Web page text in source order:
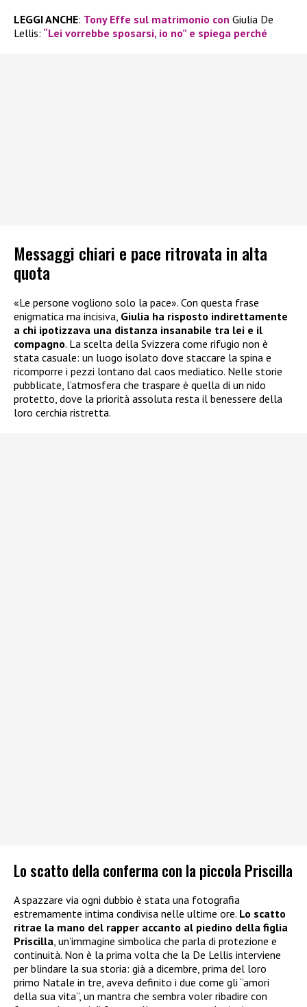
LEGGI ANCHE: Tony Effe sul matrimonio con Giulia De
Lellis: “Lei vorrebbe sposarsi, io no” e spiega perché
Messaggi chiari e pace ritrovata in alta
quota
«Le persone vogliono solo la pace». Con questa frase
enigmatica ma incisiva, Giulia ha risposto indirettamente
a chi ipotizzava una distanza insanabile tra lei e il
compagno. La scelta della Svizzera come rifugio non è
stata casuale: un luogo isolato dove staccare la spina e
ricomporre i pezzi lontano dal caos mediatico. Nelle storie
pubblicate, l’atmosfera che traspare è quella di un nido
protetto, dove la priorità assoluta resta il benessere della
loro cerchia ristretta.
Lo scatto della conferma con la piccola Priscilla
A spazzare via ogni dubbio è stata una fotografia
estremamente intima condivisa nelle ultime ore. Lo scatto
ritrae la mano del rapper accanto al piedino della figlia
Priscilla , un’immagine simbolica che parla di protezione e
continuità. Non è la prima volta che la De Lellis interviene
per blindare la sua storia: già a dicembre, prima del loro
primo Natale in tre, aveva definito i due come gli “amori
della sua vita”, un mantra che sembra voler ribadire con